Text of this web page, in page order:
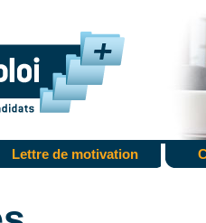
Lettre de motivation